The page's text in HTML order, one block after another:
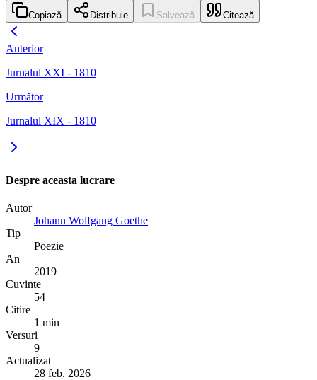
Copiază Distribuie Salvează Citează
Anterior
Jurnalul XXI - 1810
Următor
Jurnalul XIX - 1810
Despre aceasta lucrare
Autor
Johann Wolfgang Goethe
Tip
Poezie
An
2019
Cuvinte
54
Citire
1 min
Versuri
9
Actualizat
28 feb. 2026